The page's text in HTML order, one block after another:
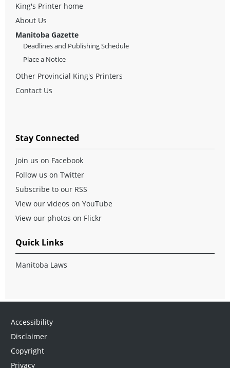
King's Printer home
About Us
Manitoba Gazette
Deadlines and Publishing Schedule
Place a Notice
Other Provincial King's Printers
Contact Us
Stay Connected
Join us on Facebook
Follow us on Twitter
Subscribe to our RSS
View our videos on YouTube
View our photos on Flickr
Quick Links
Manitoba Laws
Accessibility
Disclaimer
Copyright
Privacy